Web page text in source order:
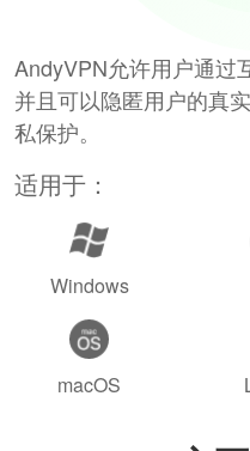
AndyVPN允许用户通过
并且可以隐匿用户的真
私保护。
适用于：
Windows
macOS